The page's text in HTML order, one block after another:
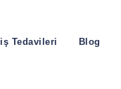
Tedavileri Blog